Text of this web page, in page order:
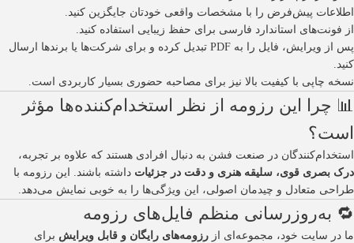
اطلاعات پیش‌فرض را با مشخصات واقعی خودتان جایگزین کنید.
از فونت‌های استاندارد فارسی برای حفظ زیبایی استفاده کنید.
پس از ویرایش، فایل را به PDF تبدیل کرده و برای شرکت‌ها یا برندها ارسال
کنید.
نسخه چاپی با کیفیت بالا نیز برای مصاحبه حضوری بسیار کاربردی است.
📊 چرا این رزومه از نظر استخدام‌کننده‌ها مؤثر
است؟
استخدام‌کنندگان در صنعت فشن به دنبال افرادی هستند که علاوه بر تجربه،
درک بصری قوی، سلیقه هنری و دقت در جزئیات داشته باشند. این رزومه با
طراحی متعادل و چیدمان اصولی، این ویژگی‌ها را به خوبی نمایش می‌دهد.
🔁 به‌روزرسانی منظم فایل‌های رزومه
ما در سایت خود، مجموعه‌ای از رزومه‌های رایگان و قابل ویرایش برای